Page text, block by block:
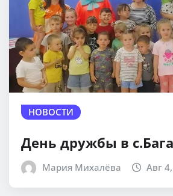
НОВОСТИ
День дружбы в
Мария Михалёва Авг